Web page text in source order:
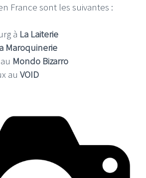
France sont les suivantes :
à La Laiterie
Maroquinerie
Mondo Bizarro
au VOID